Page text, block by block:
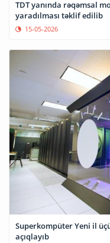
TDT yanında rəqəmsal
yaradılması təklif edilib
15-05-2026
Superkompüter Yeni il
açıqlayıb